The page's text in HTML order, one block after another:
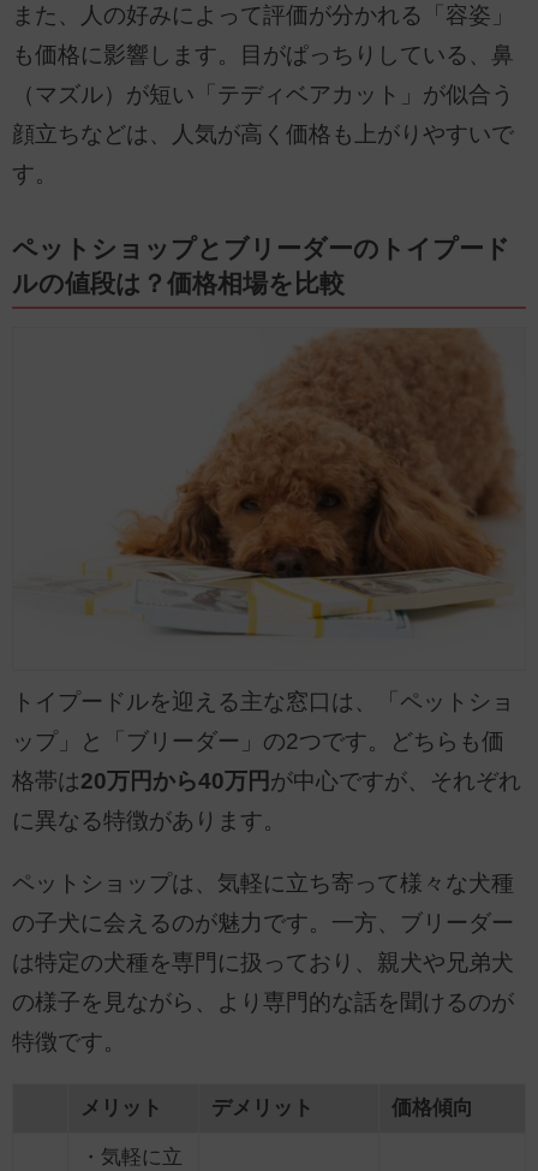
また、人の好みによって評価が分かれる「容姿」
も価格に影響します。目がぱっちりしている、鼻
（マズル）が短い「テディベアカット」が似合う
顔立ちなどは、人気が高く価格も上がりやすいで
す。
ペットショップとブリーダーのトイプード
ルの値段は？価格相場を比較
トイプードルを迎える主な窓口は、「ペットショ
ップ」と「ブリーダー」の2つです。どちらも価
格帯は20万円から40万円 が中心ですが、それぞれ
に異なる特徴があります。
ペットショップは、気軽に立ち寄って様々な犬種
の子犬に会えるのが魅力です。一方、ブリーダー
は特定の犬種を専門に扱っており、親犬や兄弟犬
の様子を見ながら、より専門的な話を聞けるのが
特徴です。
メリット デメリット 価格傾向
・気軽に立